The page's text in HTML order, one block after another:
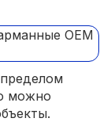
можно